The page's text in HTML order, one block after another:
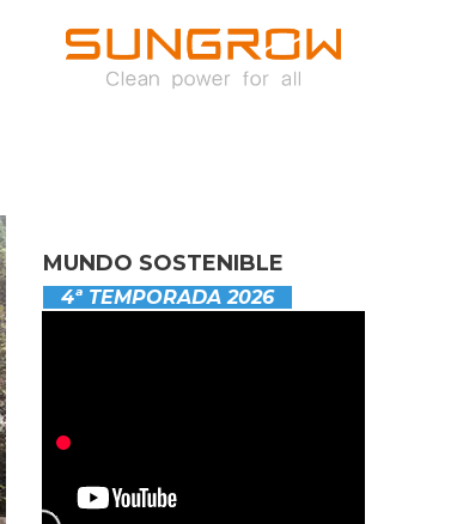
MUNDO SOSTENIBLE
4ª TEMPORADA 2026